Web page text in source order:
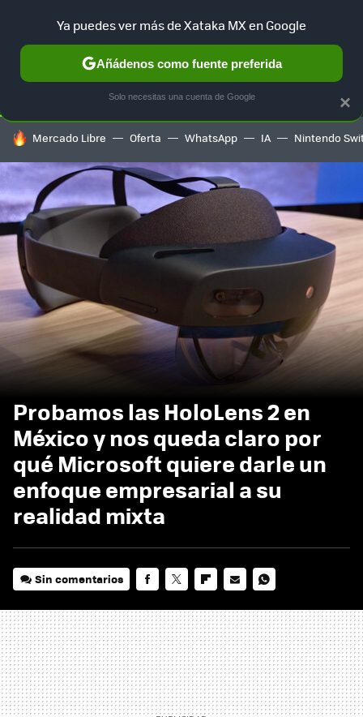
SELECCIÓN GAMING HOME AUTO TERRITORIO
HOY SE HABLA DE
Mercado Libre Oferta WhatsApp IA Nintendo
Probamos las HoloLens 2 en
México y nos queda claro por
qué Microsoft quiere darle un
enfoque empresarial a su
realidad mixta
Sin comentarios
MAIL
×
Ya puedes ver más de Xataka MX en Google
Añádenos como fuente preferida
Solo necesitas una cuenta de Google